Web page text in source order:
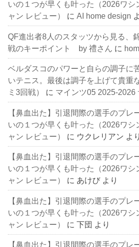
いの１つが早くも叶った（2026ワシ
ャン レビュー）
にAI home design
QF進出者8人のスタッツから見る、
戦のキーポイント by 禮さん に
ベルダスコのパワーと自らの調子に
いテニス。最後は調子を上げて貴重
ミ3回戦）
に マインツ05 2025-2026
【鼻血出た】引退間際の選手のプレ
いの１つが早くも叶った（2026ワシ
ャン レビュー）
に ウクレリアン より
【鼻血出た】引退間際の選手のプレ
いの１つが早くも叶った（2026ワシ
ャン レビュー）
に あけび より
【鼻血出た】引退間際の選手のプレ
いの１つが早くも叶った（2026ワシ
ャン レビュー）
に下団 より
【鼻血出た】引退間際の選手のプレ